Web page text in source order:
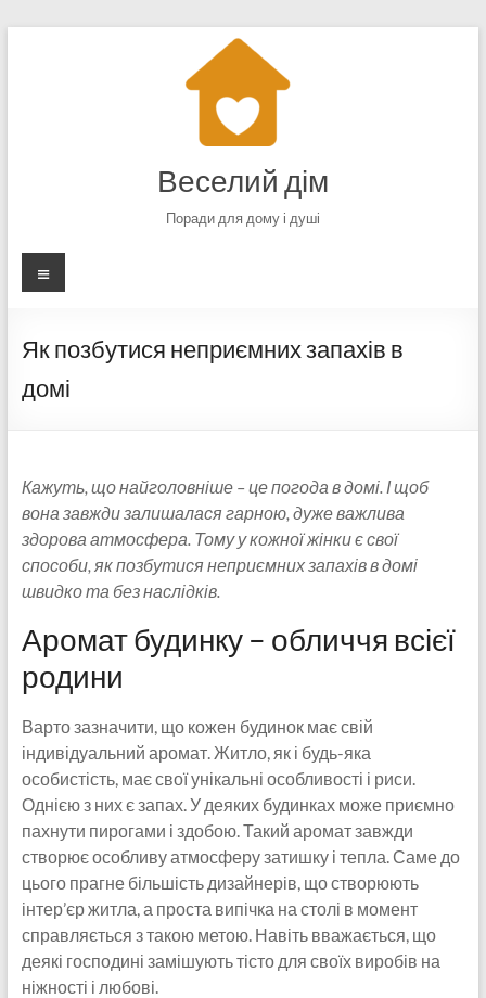
Веселий дім
Поради для дому і душі
Меню
Як позбутися неприємних запахів в
домі
Кажуть, що найголовніше – це погода в домі. І щоб
вона завжди залишалася гарною, дуже важлива
здорова атмосфера. Тому у кожної жінки є свої
способи, як позбутися неприємних запахів в домі
швидко та без наслідків.
Аромат будинку – обличчя всієї
родини
Варто зазначити, що кожен будинок має свій
індивідуальний аромат. Житло, як і будь-яка
особистість, має свої унікальні особливості і риси.
Однією з них є запах. У деяких будинках може приємно
пахнути пирогами і здобою. Такий аромат завжди
створює особливу атмосферу затишку і тепла. Саме до
цього прагне більшість дизайнерів, що створюють
інтер’єр житла, а проста випічка на столі в момент
справляється з такою метою. Навіть вважається, що
деякі господині замішують тісто для своїх виробів на
ніжності і любові.